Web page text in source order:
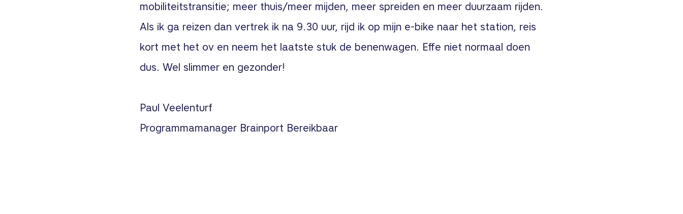
mobiliteitstransitie; meer thuis/meer mijden, meer spreiden en meer duurzaam rijden.
Als ik ga reizen dan vertrek ik na 9.30 uur, rijd ik op mijn e-bike naar het station, reis
kort met het ov en neem het laatste stuk de benenwagen. Effe niet normaal doen
dus. Wel slimmer en gezonder!
Paul Veelenturf
Programmamanager Brainport Bereikbaar